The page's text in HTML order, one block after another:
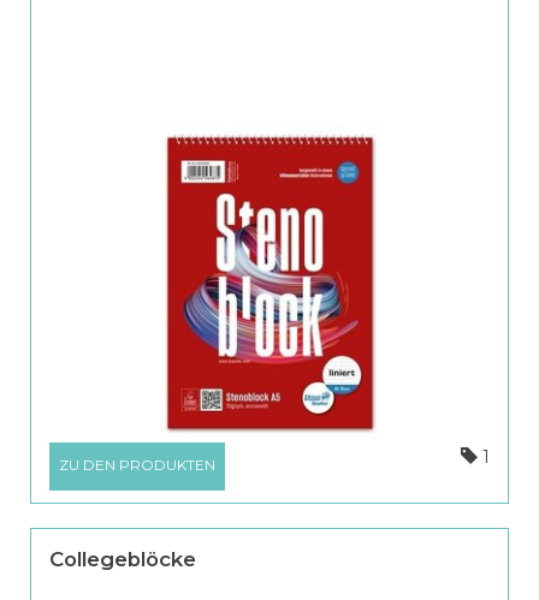
ZU DEN PRODUKTEN 1
Collegeblöcke